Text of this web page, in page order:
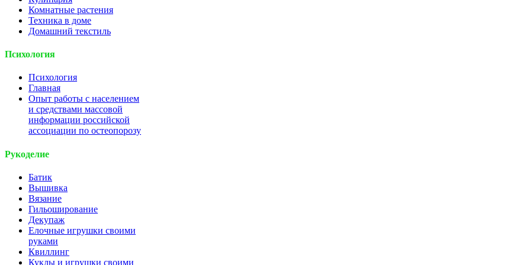
Комнатные растения
Техника в доме
Домашний текстиль
Психология
Психология
Главная
Опыт работы с населением
и средствами массовой
информации российской
ассоциации по остеопорозу
Рукоделие
Батик
Вышивка
Вязание
Гильоширование
Декупаж
Елочные игрушки своими
руками
Квиллинг
Куклы и игрушки своими